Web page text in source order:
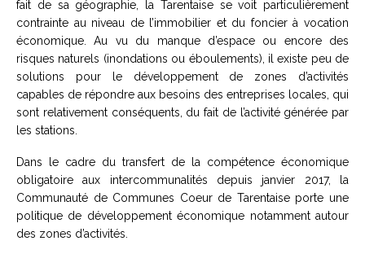
fait de sa géographie, la Tarentaise se voit particulièrement
contrainte au niveau de l’immobilier et du foncier à vocation
économique. Au vu du manque d’espace ou encore des
risques naturels (inondations ou éboulements), il existe peu de
solutions pour le développement de zones d’activités
capables de répondre aux besoins des entreprises locales, qui
sont relativement conséquents, du fait de l’activité générée par
les stations.
Dans le cadre du transfert de la compétence économique
obligatoire aux intercommunalités depuis janvier 2017, la
Communauté de Communes Coeur de Tarentaise porte une
politique de développement économique notamment autour
des zones d’activités.